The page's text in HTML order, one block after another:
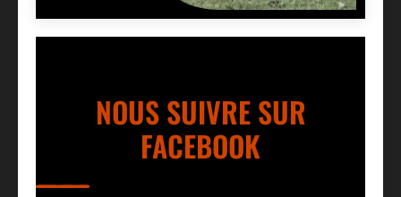
NOUS SUIVRE SUR
FACEBOOK